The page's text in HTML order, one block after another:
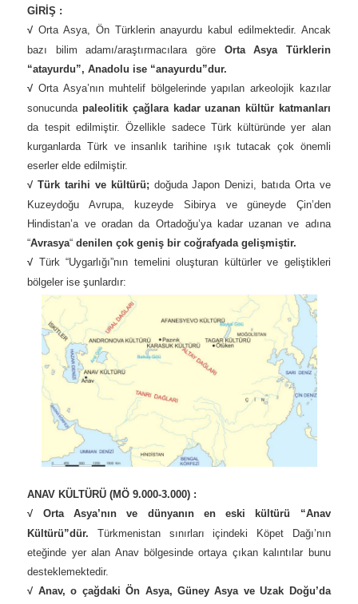
GİRİŞ :
√ Orta Asya, Ön Türklerin anayurdu kabul edilmektedir. Ancak
bazı bilim adamı/araştırmacılara göre Orta Asya Türklerin
“atayurdu”, Anadolu ise “anayurdu”dur.
√Orta Asya’nın muhtelif bölgelerinde yapılan arkeolojik kazılar
sonucundapaleolitik çağlara kadar uzanan kültür katmanları
da tespit edilmiştir. Özellikle sadece Türk kültüründe yer alan
kurganlarda Türk ve insanlık tarihine ışık tutacak çok önemli
eserler elde edilmiştir.
√Türk tarihi ve kültürü; doğuda Japon Denizi, batıda Orta ve
Kuzeydoğu Avrupa, kuzeyde Sibirya ve güneyde Çin’den
Hindistan’a ve oradan da Ortadoğu’ya kadar uzanan ve adına
“Avrasya“ denilen çok geniş bir coğrafyada gelişmiştir.
√ Türk “Uygarlığı”nın temelini oluşturan kültürler ve geliştikleri
bölgeler ise şunlardır:
ANAV KÜLTÜRÜ (MÖ 9.000-3.000) :
√ Orta Asya’nın ve dünyanın en eski kültürü “Anav
Kültürü”dür. Türkmenistan sınırları içindeki Köpet Dağı’nın
eteğinde yer alan Anav bölgesinde ortaya çıkan kalıntılar bunu
desteklemektedir.
√ Anav, o çağdaki Ön Asya, Güney Asya ve Uzak Doğu’da